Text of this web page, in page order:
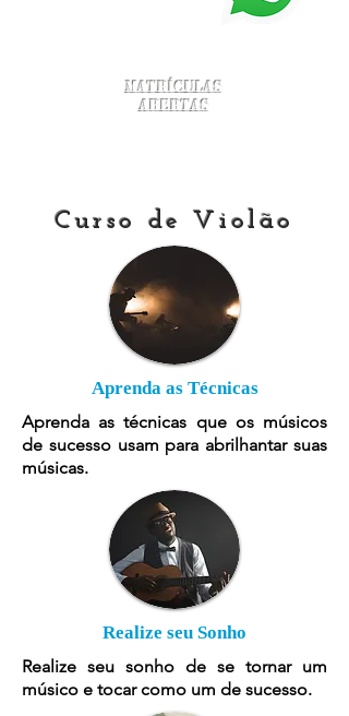
Matrículas
Abertas
Curso de Violão
Aprenda as Técnicas
Aprenda as técnicas que os músicos
de sucesso usam para abrilhantar suas
músicas.
Realize seu Sonho
Realize seu sonho de se tornar um
músico e tocar como um de sucesso.